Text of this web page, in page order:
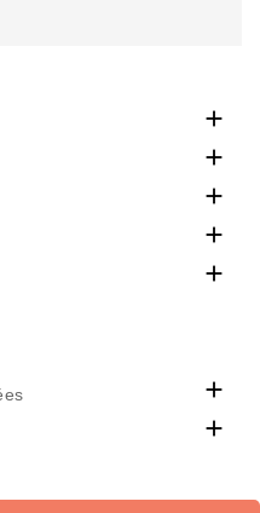






